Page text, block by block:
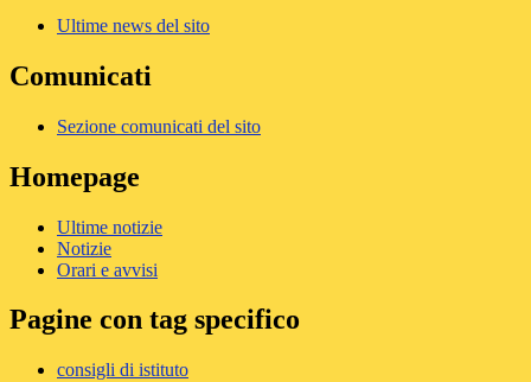
Ultime news del sito
Comunicati
Sezione comunicati del sito
Homepage
Ultime notizie
Notizie
Orari e avvisi
Pagine con tag specifico
consigli di istituto